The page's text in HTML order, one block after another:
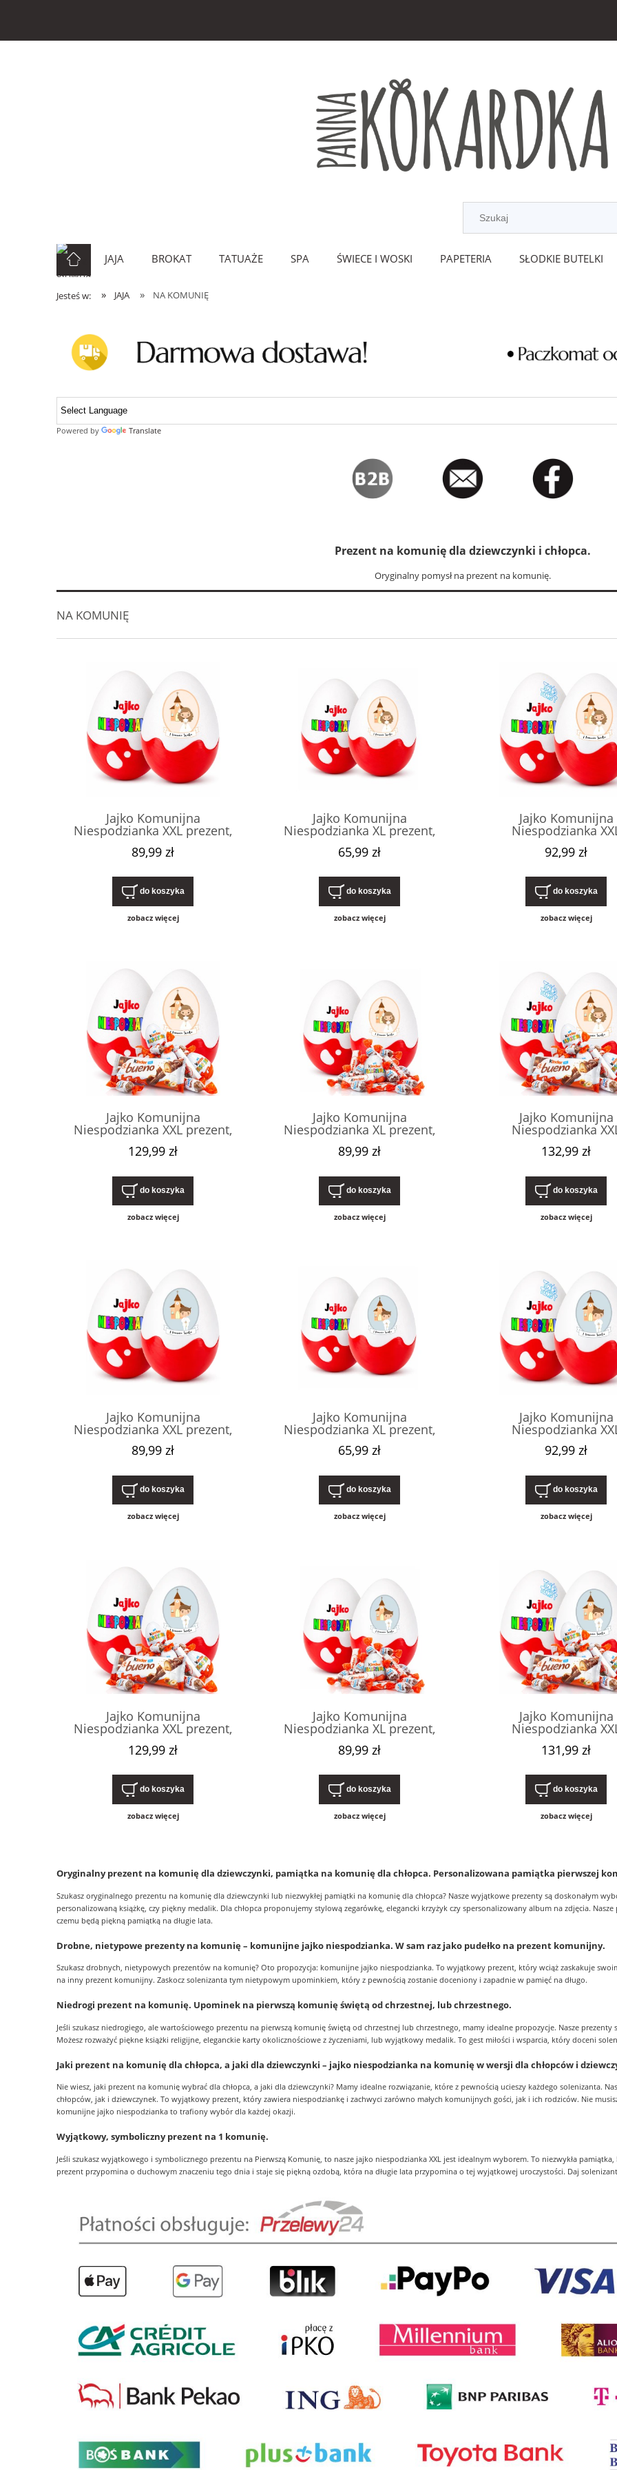
JAJA BROKAT TATUAŻE SPA ŚWIECE I WOSKI PAPETERIA SŁODKIE BUTELKI
Jesteś w: » JAJA » NA KOMUNIĘ
Powered by Translate
Prezent na komunię dla dziewczynki i chłopca.
Oryginalny pomysł na prezent na komunię.
NA KOMUNIĘ
Jajko Komunijna
Niespodzianka XXL prezent,
pudełko na pierwszą komunię
świętą. Drobny, nietypowy,
dziewczynki, od chrzestnej.
89,99 zł
do koszyka
zobacz więcej
Jajko Komunijna
Niespodzianka XL prezent,
pudełko na pierwszą komunię
świętą. Drobny, nietypowy,
dziewczynki, od chrzestnego.
65,99 zł
do koszyka
zobacz więcej
Jajko Komunijna
Niespodzianka
Personalizowany
pudełko z imieniem
Drobny, nietypowy
dla dziewczynki.
92,99 zł
do koszyka
zobacz więcej
Jajko Komunijna
Niespodzianka XXL prezent,
pudełko na pierwszą komunię
świętą dla dziewczynki, ze
oryginalny upominek.
129,99 zł
do koszyka
zobacz więcej
Jajko Komunijna
Niespodzianka XL prezent,
pudełko na pierwszą komunię
świętą dla dziewczynki, ze
oryginalny upominek.
89,99 zł
do koszyka
zobacz więcej
Jajko Komunijna
Niespodzianka
Personalizowany
pudełko z imieniem
dziewczynki, ze
Kinder.
132,99 zł
do koszyka
zobacz więcej
Jajko Komunijna
Niespodzianka XXL prezent,
pudełko na pierwszą komunię
świętą. Drobny, nietypowy,
chłopca, od chrzestnej.
89,99 zł
do koszyka
zobacz więcej
Jajko Komunijna
Niespodzianka XL prezent,
pudełko na pierwszą komunię
świętą. Drobny, nietypowy,
chłopca, od chrzestnego.
65,99 zł
do koszyka
zobacz więcej
Jajko Komunijna
Niespodzianka
Personalizowany
pudełko z imieniem
Drobny, nietypowy
dla chłopca.
92,99 zł
do koszyka
zobacz więcej
Jajko Komunijna
Niespodzianka XXL prezent,
pudełko na pierwszą komunię
świętą dla chłopca, ze
oryginalny upominek.
129,99 zł
do koszyka
zobacz więcej
Jajko Komunijna
Niespodzianka XL prezent,
pudełko na pierwszą komunię
świętą dla chłopca, ze
oryginalny upominek.
89,99 zł
do koszyka
zobacz więcej
Jajko Komunijna
Niespodzianka
Personalizowany
pudełko z imieniem
chłopca, ze słodyczami
131,99 zł
do koszyka
zobacz więcej
Oryginalny prezent na komunię dla dziewczynki, pamiątka na komunię dla chłopca. Personalizowana pamiątka pierwszej
Szukasz oryginalnego prezentu na komunię dla dziewczynki lub niezwykłej pamiątki na komunię dla chłopca? Nasze wyjątkowe prezenty są doskonałym
personalizowaną książkę, czy piękny medalik. Dla chłopca proponujemy stylową zegarówkę, elegancki krzyżyk czy spersonalizowany album na zdjęcia.
czemu będą piękną pamiątką na długie lata.
Drobne, nietypowe prezenty na komunię – komunijne jajko niespodzianka. W sam raz jako pudełko na prezent komunijny.
Szukasz drobnych, nietypowych prezentów na komunię? Oto propozycja: komunijne jajko niespodzianka. To wyjątkowy prezent, który wciąż zaskakuje
na inny prezent komunijny. Zaskocz solenizanta tym nietypowym upominkiem, który z pewnością zostanie doceniony i zapadnie w pamięć na długo.
Niedrogi prezent na komunię. Upominek na pierwszą komunię świętą od chrzestnej, lub chrzestnego.
Jeśli szukasz niedrogiego, ale wartościowego prezentu na pierwszą komunię świętą od chrzestnej lub chrzestnego, mamy idealne propozycje. Nasze
Możesz rozważyć piękne książki religijne, eleganckie karty okolicznościowe z życzeniami, lub wyjątkowy medalik. To gest miłości i wsparcia, który doceni
Jaki prezent na komunię dla chłopca, a jaki dla dziewczynki – jajko niespodzianka na komunię w wersji dla chłopców i
Nie wiesz, jaki prezent na komunię wybrać dla chłopca, a jaki dla dziewczynki? Mamy idealne rozwiązanie, które z pewnością ucieszy każdego solenizanta.
chłopców, jak i dziewczynek. To wyjątkowy prezent, który zawiera niespodziankę i zachwyci zarówno małych komunijnych gości, jak i ich rodziców. Nie
komunijne jajko niespodzianka to trafiony wybór dla każdej okazji.
Wyjątkowy, symboliczny prezent na 1 komunię.
Jeśli szukasz wyjątkowego i symbolicznego prezentu na Pierwszą Komunię, to nasze jajko niespodzianka XXL jest idealnym wyborem. To niezwykła
prezent przypomina o duchowym znaczeniu tego dnia i staje się piękną ozdobą, która na długie lata przypomina o tej wyjątkowej uroczystości. Daj